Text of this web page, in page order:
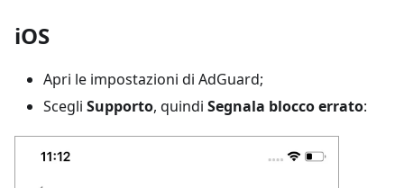
iOS
Apri le impostazioni di AdGuard;
Scegli Supporto, quindi Segnala blocco errato: